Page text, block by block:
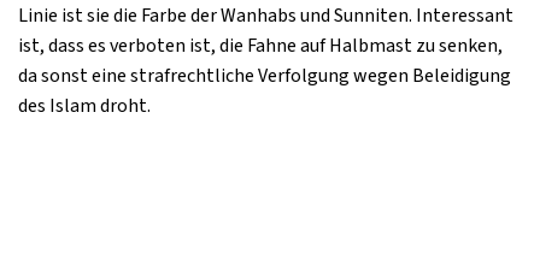
Linie ist sie die Farbe der Wanhabs und Sunniten. Interessant
ist, dass es verboten ist, die Fahne auf Halbmast zu senken,
da sonst eine strafrechtliche Verfolgung wegen Beleidigung
des Islam droht.